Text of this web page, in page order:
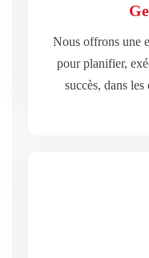
Nous offrons une
pour planifier,
succès, dans
succès, dans